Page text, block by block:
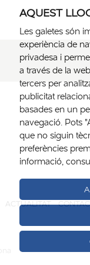
ACTUALITAT
AQUEST
Les galetes són
experiència de
privadesa i
a través de la
tercers per
publicitat
basades en un
navegació. Pots
que no siguin
preferències
informació,